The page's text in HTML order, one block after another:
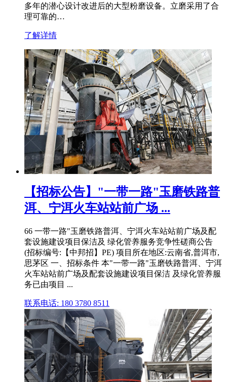
多年的潜心设计改进后的大型粉磨设备。立磨采用了合
理可靠的…
了解详情
【招标公告】"一带一路"玉磨铁路普
洱、宁洱火车站站前广场 ...
66 一带一路"玉磨铁路普洱、宁洱火车站站前广场及配
套设施建设项目保洁及 绿化管养服务竞争性磋商公告
(招标编号:【中邦招】PE) 项目所在地区:云南省,普洱市,
思茅区 一、招标条件 本"一带一路"玉磨铁路普洱、宁洱
火车站站前广场及配套设施建设项目保洁 及绿化管养服
务已由项目 ...
联系电话: 180 3780 8511